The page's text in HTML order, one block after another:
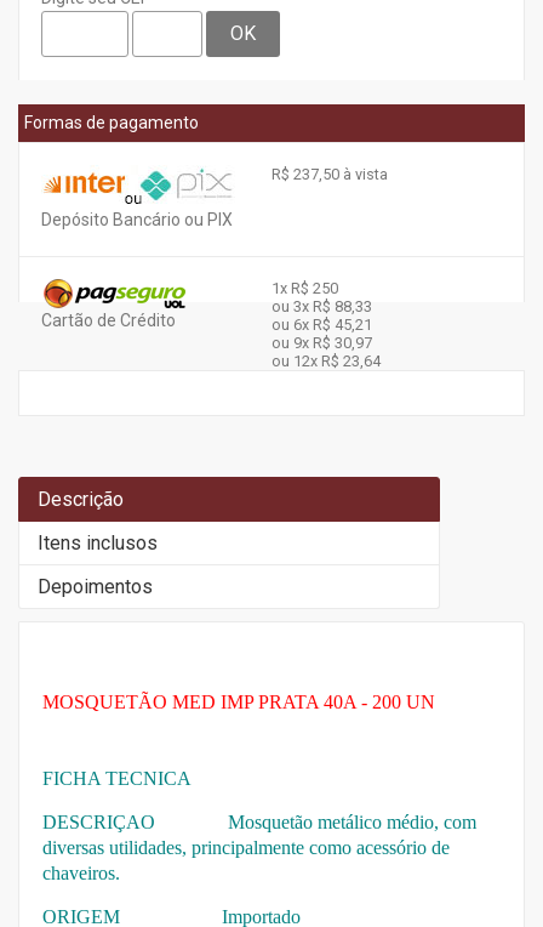
OK
Formas de pagamento
Depósito Bancário ou PIX
R$ 237,50 à vista
Cartão de Crédito
1x R$ 250
ou 3x R$ 88,33
ou 6x R$ 45,21
ou 9x R$ 30,97
ou 12x R$ 23,64
Descrição
Itens inclusos
Depoimentos
MOSQUETÃO MED IMP PRATA 40A - 200 UN
FICHA TECNICA
DESCRIÇAO Mosquetão metálico médio, com
diversas utilidades, principalmente como acessório de
chaveiros.
ORIGEM Importado